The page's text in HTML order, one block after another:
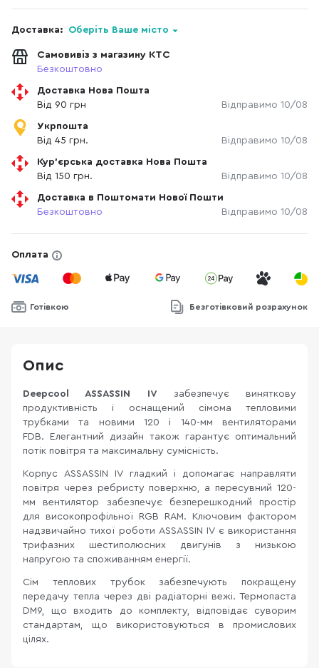
Доставка: Оберіть Ваше місто
Самовивіз з магазину КТС
Безкоштовно
Доставка Нова Пошта
Від 90 грн
Відправимо 10/08
Укрпошта
Від 45 грн.
Відправимо 10/08
Кур'єрська доставка Нова Пошта
Від 150 грн.
Відправимо 10/08
Доставка в Поштомати Нової Пошти
Безкоштовно
Відправимо 10/08
Оплата
Готівкою Безготівковий розрахунок
Опис
Deepcool ASSASSIN IV забезпечує виняткову
продуктивність і оснащений сімома тепловими
трубками та новими 120 і 140-мм вентиляторами
FDB. Елегантний дизайн також гарантує оптимальний
потік повітря та максимальну сумісність.
Корпус ASSASSIN IV гладкий і допомагає направляти
повітря через ребристу поверхню, а пересувний 120-
мм вентилятор забезпечує безперешкодний простір
для високопрофільної RGB RAM. Ключовим фактором
надзвичайно тихої роботи ASSASSIN IV є використання
трифазних шестиполюсних двигунів з низькою
напругою та споживанням енергії.
Сім теплових трубок забезпечують покращену
передачу тепла через дві радіаторні вежі. Термопаста
DM9, що входить до комплекту, відповідає суворим
стандартам, що використовуються в промислових
цілях.